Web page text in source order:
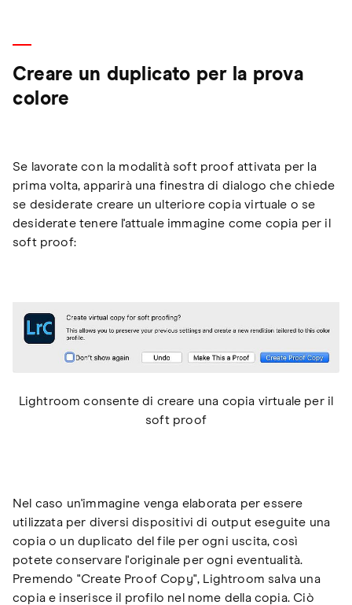
Creare un duplicato per la prova
colore
Se lavorate con la modalità soft proof attivata per la
prima volta, apparirà una finestra di dialogo che chiede
se desiderate creare un ulteriore copia virtuale o se
desiderate tenere l'attuale immagine come copia per il
soft proof:
Lightroom consente di creare una copia virtuale per il
soft proof
Nel caso un'immagine venga elaborata per essere
utilizzata per diversi dispositivi di output eseguite una
copia o un duplicato del file per ogni uscita, così
potete conservare l'originale per ogni eventualità.
Premendo "Create Proof Copy", Lightroom salva una
copia e inserisce il profilo nel nome della copia. Ciò